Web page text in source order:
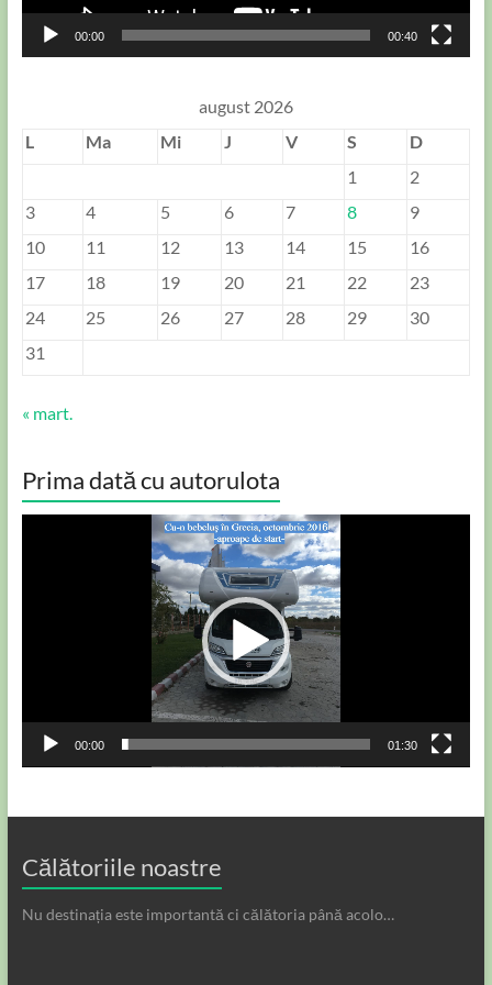
00:00 00:40
august 2026
L
Ma Mi J V S
D
1
2
3
4 5 6 7 8
9
10
11 12 13 14 15
16
17
18 19 20 21 22
23
24
25 26 27 28 29
30
31
« mart.
Prima dată cu autorulota
00:00 01:30
Călătoriile noastre
Nu destinația este importantă ci călătoria până acolo…